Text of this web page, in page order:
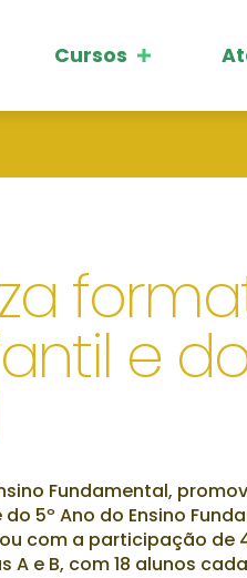
Cursos
e
Fundamental,
5º Ano do Ensino
com a participação de
e B, com 18 alunos